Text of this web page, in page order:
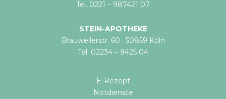
Tel. 0221 – 987421 07
STEIN-APOTHEKE
Brauweilerstr. 60 · 50859 Köln
Tel. 02234 – 9425 04
E-Rezept
Notdienste